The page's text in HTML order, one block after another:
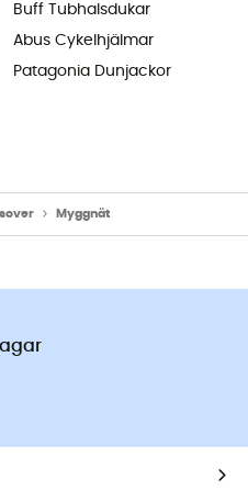
Buff Tubhalsdukar
Abus Cykelhjälmar
Patagonia Dunjackor
Myggnät